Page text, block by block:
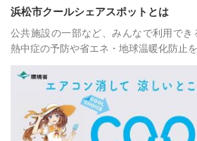
浜松市クールシェアスポットとは
公共施設の一部など、みんなで利用でき
熱中症の予防や省エネ・地球温暖化防止